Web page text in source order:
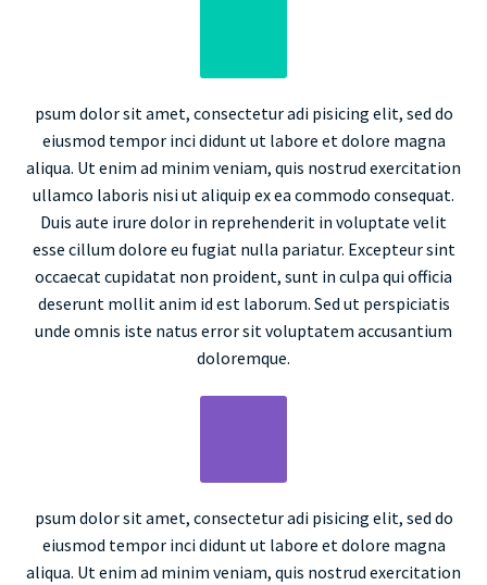
psum dolor sit amet, consectetur adi pisicing elit, sed do
eiusmod tempor inci didunt ut labore et dolore magna
aliqua. Ut enim ad minim veniam, quis nostrud exercitation
ullamco laboris nisi ut aliquip ex ea commodo consequat.
Duis aute irure dolor in reprehenderit in voluptate velit
esse cillum dolore eu fugiat nulla pariatur. Excepteur sint
occaecat cupidatat non proident, sunt in culpa qui officia
deserunt mollit anim id est laborum. Sed ut perspiciatis
unde omnis iste natus error sit voluptatem accusantium
doloremque.
psum dolor sit amet, consectetur adi pisicing elit, sed do
eiusmod tempor inci didunt ut labore et dolore magna
aliqua. Ut enim ad minim veniam, quis nostrud exercitation